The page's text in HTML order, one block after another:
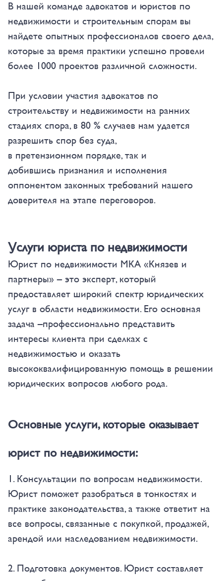
В нашей команде адвокатов и юристов по
недвижимости и строительным спорам вы
найдете опытных профессионалов своего дела,
которые за время практики успешно провели
более 1000 проектов различной сложности.
При условии участия адвокатов по
строительству и недвижимости на ранних
стадиях спора, в 80 % случаев нам удается
разрешить спор без суда,
в претензионном порядке, так и
добившись признания и исполнения
оппонентом законных требований нашего
доверителя на этапе переговоров.
Услуги юриста по недвижимости
Юрист по недвижимости МКА «Князев и
партнеры» – это эксперт, который
предоставляет широкий спектр юридических
услуг в области недвижимости. Его основная
задача –профессионально представить
интересы клиента при сделках с
недвижимостью и оказать
высококвалифицированную помощь в решении
юридических вопросов любого рода.
Основные услуги, которые оказывает
юрист по недвижимости:
1. Консультации по вопросам недвижимости.
Юрист поможет разобраться в тонкостях и
практике законодательства, а также ответит на
все вопросы, связанные с покупкой, продажей,
арендой или наследованием недвижимости.
2. Подготовка документов. Юрист составляет